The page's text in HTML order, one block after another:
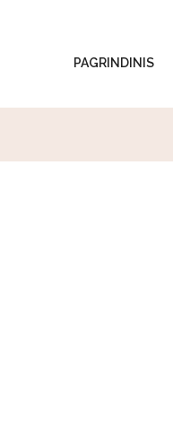
PAGRINDINIS